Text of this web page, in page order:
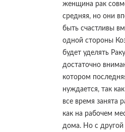
женщина рак
средняя, но они
быть счастливы
одной стороны
будет уделять Раку
достаточно
котором
нуждается, так
все время занята
как на рабочем
дома. Но с другой